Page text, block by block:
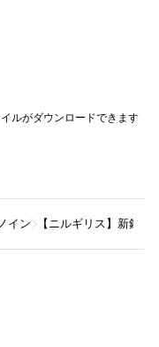
ルがダウンロードできます
イン 【ニルギリス】新録